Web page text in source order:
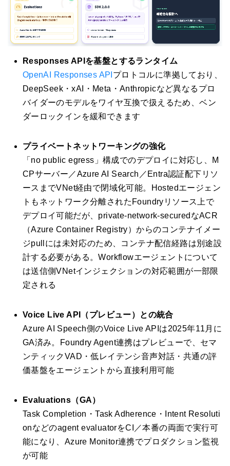
Responses APIを基盤とするランタイム
OpenAI Responses API プロトコルに準拠しており、
DeepSeek・xAI・Meta・Anthropicなど異なるプロ
バイダーのモデルをワイヤ互換で扱えるため、ベン
ダーロックインを緩和できます
プライベートネットワーキングの強化
「no public egress」構成でのデプロイに対応し、M
CPサーバー／Azure AI Search／Entra認証配下リソ
ースまでVNet経由で閉域化可能。Hostedエージェン
トもネットワーク分離されたFoundryリソース上で
デプロイ可能だが、private-network-securedなACR
（Azure Container Registry）からのコンテナイメー
ジpullには未対応のため、コンテナ配信経路は別途設
計する必要がある。Workflowエージェントについて
は送信側VNetインジェクションの対応範囲が一部限
定される
Voice Live API（プレビュー）との統合
Azure AI Speech側のVoice Live APIは2025年11月に
GA済み。Foundry Agent連携はプレビューで、セマ
ンティックVAD・低レイテンシ音声対話・共通の評
価基盤をエージェントから直接利用可能
Evaluations（GA）
Task Completion・Task Adherence・Intent Resoluti
onなどのagent evaluatorをCI／本番の両面で実行可
能になり、Azure Monitor連携でプロダクション監視
が可能